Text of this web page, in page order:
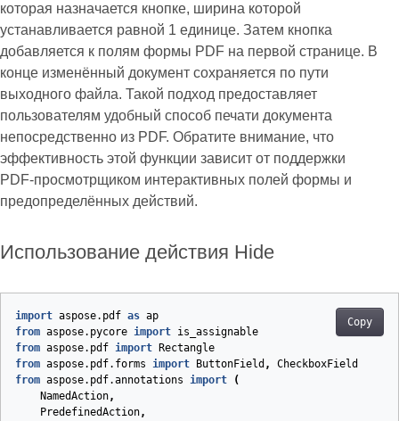
которая назначается кнопке, ширина которой
устанавливается равной 1 единице. Затем кнопка
добавляется к полям формы PDF на первой странице. В
конце изменённый документ сохраняется по пути
выходного файла. Такой подход предоставляет
пользователям удобный способ печати документа
непосредственно из PDF. Обратите внимание, что
эффективность этой функции зависит от поддержки
PDF‑просмотрщиком интерактивных полей формы и
предопределённых действий.
Использование действия Hide
Copy
import aspose.pdf as ap
from aspose.pycore import is_assignable
from aspose.pdf import
Rectangle
from aspose.pdf.forms import ButtonField ,
CheckboxField
from aspose.pdf.annotations import
(
NamedAction,
PredefinedAction,